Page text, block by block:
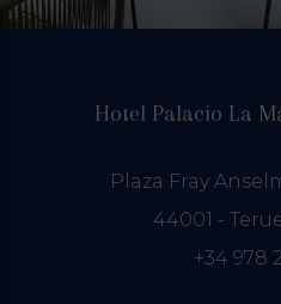
Hotel Palacio La
Plaza Fray
44001 -
+34 978